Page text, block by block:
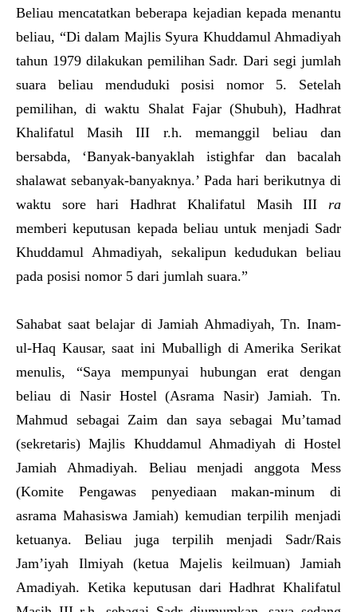
Beliau mencatatkan beberapa kejadian kepada menantu
beliau, “Di dalam Majlis Syura Khuddamul Ahmadiyah
tahun 1979 dilakukan pemilihan Sadr. Dari segi jumlah
suara beliau menduduki posisi nomor 5. Setelah
pemilihan, di waktu Shalat Fajar (Shubuh), Hadhrat
Khalifatul Masih III r.h. memanggil beliau dan
bersabda, ‘Banyak-banyaklah istighfar dan bacalah
shalawat sebanyak-banyaknya.’ Pada hari berikutnya di
waktu sore hari Hadhrat Khalifatul Masih III ra
memberi keputusan kepada beliau untuk menjadi Sadr
Khuddamul Ahmadiyah, sekalipun kedudukan beliau
pada posisi nomor 5 dari jumlah suara.”
Sahabat saat belajar di Jamiah Ahmadiyah, Tn. Inam-
ul-Haq Kausar, saat ini Muballigh di Amerika Serikat
menulis, “Saya mempunyai hubungan erat dengan
beliau di Nasir Hostel (Asrama Nasir) Jamiah. Tn.
Mahmud sebagai Zaim dan saya sebagai Mu’tamad
(sekretaris) Majlis Khuddamul Ahmadiyah di Hostel
Jamiah Ahmadiyah. Beliau menjadi anggota Mess
(Komite Pengawas penyediaan makan-minum di
asrama Mahasiswa Jamiah) kemudian terpilih menjadi
ketuanya. Beliau juga terpilih menjadi Sadr/Rais
Jam’iyah Ilmiyah (ketua Majelis keilmuan) Jamiah
Amadiyah. Ketika keputusan dari Hadhrat Khalifatul